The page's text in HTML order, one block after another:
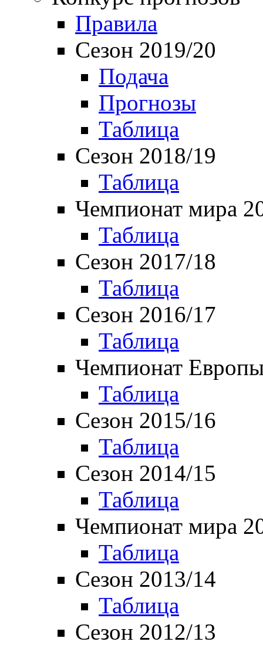
Правила
Сезон 2019/20
Подача
Прогнозы
Таблица
Сезон 2018/19
Таблица
Чемпионат мира
Таблица
Сезон 2017/18
Таблица
Сезон 2016/17
Таблица
Чемпионат
Таблица
Сезон 2015/16
Таблица
Сезон 2014/15
Таблица
Чемпионат мира
Таблица
Сезон 2013/14
Таблица
Сезон 2012/13